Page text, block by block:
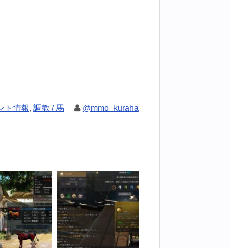
ト情報,調教 / 馬 @mmo_kuraha